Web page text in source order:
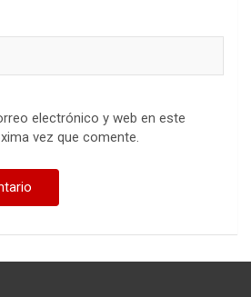
electrónico y web en este
vez que comente.